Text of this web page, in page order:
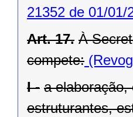
21352 de 01/01/
Art. 17. À
compete:
I - a elaboração,
estruturantes,